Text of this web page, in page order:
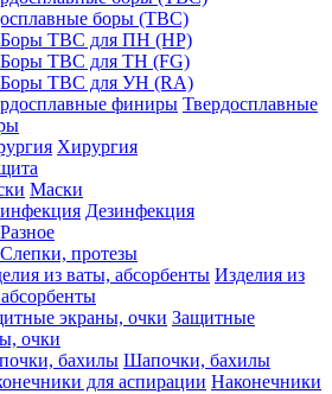
боры (ТВС)
Боры ТВС для ПН (HP)
Боры ТВС для ТН (FG)
Боры ТВС для УН (RA)
Твердосплавные
Хирургия
Маски
Дезинфекция
Разное
Слепки, протезы
Изделия из
Защитные
очки
Шапочки, бахилы
Наконечники